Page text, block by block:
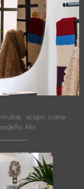
scopri come
Mir.